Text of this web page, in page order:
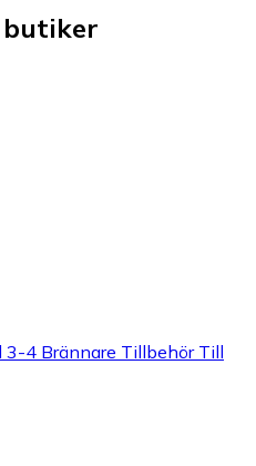
butiker
3-4 Brännare Tillbehör Till